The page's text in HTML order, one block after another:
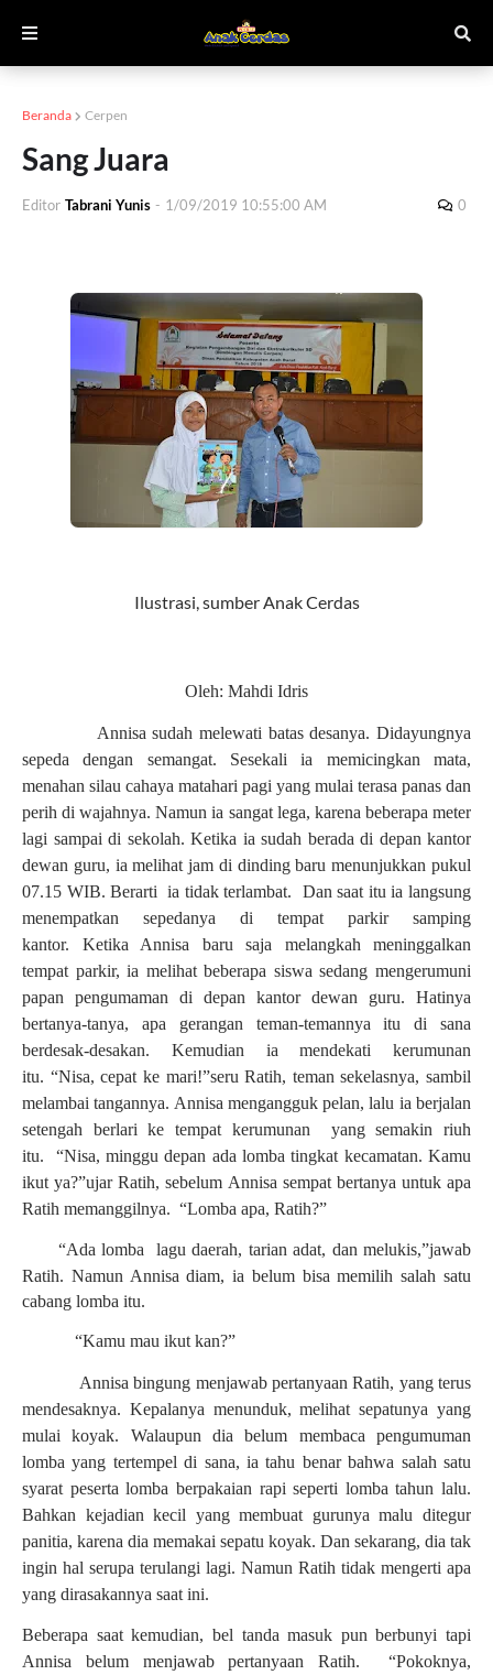
Beranda Cerpen
Sang Juara
Editor Tabrani Yunis - 1/09/2019 10:55:00 AM 0
Ilustrasi, sumber Anak Cerdas
Oleh: Mahdi Idris
Annisa sudah melewati batas desanya. Didayungnya
sepeda dengan semangat. Sesekali ia memicingkan mata,
menahan silau cahaya matahari pagi yang mulai terasa panas dan
perih di wajahnya. Namun ia sangat lega, karena beberapa meter
lagi sampai di sekolah. Ketika ia sudah berada di depan kantor
dewan guru, ia melihat jam di dinding baru menunjukkan pukul
07.15 WIB. Berarti ia tidak terlambat. Dan saat itu ia langsung
menempatkan sepedanya di tempat parkir samping
kantor. Ketika Annisa baru saja melangkah meninggalkan
tempat parkir, ia melihat beberapa siswa sedang mengerumuni
papan pengumaman di depan kantor dewan guru. Hatinya
bertanya-tanya, apa gerangan teman-temannya itu di sana
berdesak-desakan. Kemudian ia mendekati kerumunan
itu. “Nisa, cepat ke mari!”seru Ratih, teman sekelasnya, sambil
melambai tangannya. Annisa mengangguk pelan, lalu ia berjalan
setengah berlari ke tempat kerumunan yang semakin riuh
itu. “Nisa, minggu depan ada lomba tingkat kecamatan. Kamu
ikut ya?”ujar Ratih, sebelum Annisa sempat bertanya untuk apa
Ratih memanggilnya. “Lomba apa, Ratih?”
“Ada lomba lagu daerah, tarian adat, dan melukis,”jawab
Ratih. Namun Annisa diam, ia belum bisa memilih salah satu
cabang lomba itu.
“Kamu mau ikut kan?”
Annisa bingung menjawab pertanyaan Ratih, yang terus
mendesaknya. Kepalanya menunduk, melihat sepatunya yang
mulai koyak. Walaupun dia belum membaca pengumuman
lomba yang tertempel di sana, ia tahu benar bahwa salah satu
syarat peserta lomba berpakaian rapi seperti lomba tahun lalu.
Bahkan kejadian kecil yang membuat gurunya malu ditegur
panitia, karena dia memakai sepatu koyak. Dan sekarang, dia tak
ingin hal serupa terulangi lagi. Namun Ratih tidak mengerti apa
yang dirasakannya saat ini.
Beberapa saat kemudian, bel tanda masuk pun berbunyi tapi
Annisa belum menjawab pertanyaan Ratih. “Pokoknya,